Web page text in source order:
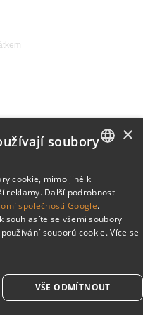
CZECH
×
soubory
cookie, mimo jiné k
reklamy. Další podrobnosti
společnosti Google.
souhlasíte se všemi soubory
souborů cookie. Více se
VŠE ODMÍTNOUT